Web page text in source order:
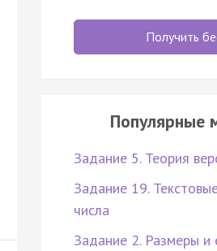
Получить
Популярные
Задание 5. Теория
Задание 19.
числа
Задание 2. Размеры и